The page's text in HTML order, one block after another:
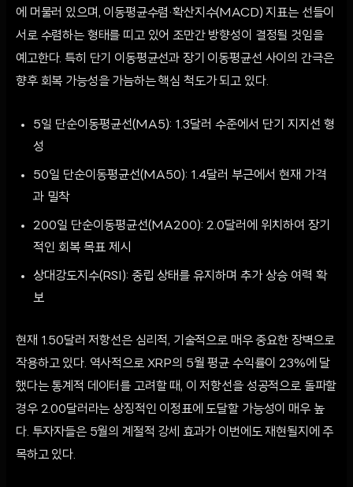
에 머물러 있으며, 이동평균수렴·확산지수(MACD) 지표는 선들이
서로 수렴하는 형태를 띠고 있어 조만간 방향성이 결정될 것임을
예고한다. 특히 단기 이동평균선과 장기 이동평균선 사이의 간극은
향후 회복 가능성을 가늠하는 핵심 척도가 되고 있다.
5일 단순이동평균선(MA5): 1.3달러 수준에서 단기 지지선 형
성
50일 단순이동평균선(MA50): 1.4달러 부근에서 현재 가격
과 밀착
200일 단순이동평균선(MA200): 2.0달러에 위치하여 장기
적인 회복 목표 제시
상대강도지수(RSI): 중립 상태를 유지하며 추가 상승 여력 확
보
현재 1.50달러 저항선은 심리적, 기술적으로 매우 중요한 장벽으로
작용하고 있다. 역사적으로 XRP의 5월 평균 수익률이 23%에 달
했다는 통계적 데이터를 고려할 때, 이 저항선을 성공적으로 돌파할
경우 2.00달러라는 상징적인 이정표에 도달할 가능성이 매우 높
다. 투자자들은 5월의 계절적 강세 효과가 이번에도 재현될지에 주
목하고 있다.